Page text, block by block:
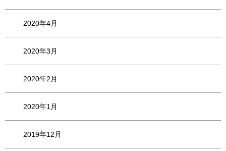
2020年4月
2020年3月
2020年2月
2020年1月
2019年12月